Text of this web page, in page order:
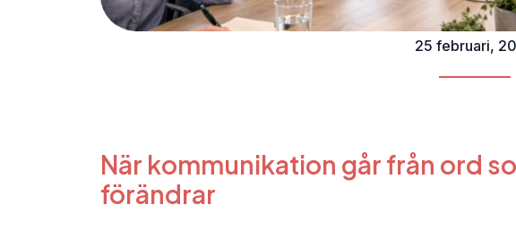
25 februari,
När kommunikation går från ord
förändrar